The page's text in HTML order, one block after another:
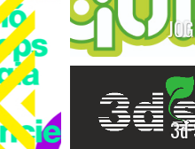
3d